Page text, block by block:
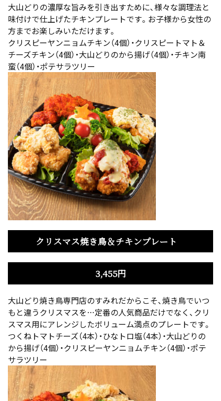
大山どりの濃厚な旨みを引き出すために、様々な調理法と
味付けで仕上げたチキンプレートです。お子様から女性の
方までお楽しみいただけます。
クリスピーヤンニョムチキン（4個）・クリスピートマト＆
チーズチキン（4個）・大山どりのから揚げ（4個）・チキン南
蛮（4個）・ポテサラツリー
クリスマス焼き鳥＆チキンプレート
3,455円
大山どり焼き鳥専門店のすみれだからこそ、焼き鳥でいつ
もと違うクリスマスを…定番の人気商品だけでなく、クリ
スマス用にアレンジしたボリューム満点のプレートです。
つくねトマトチーズ（4本）・ひなトロ塩（4本）・大山どりの
から揚げ（4個）・クリスピーヤンニョムチキン（4個）・ポテ
サラツリー